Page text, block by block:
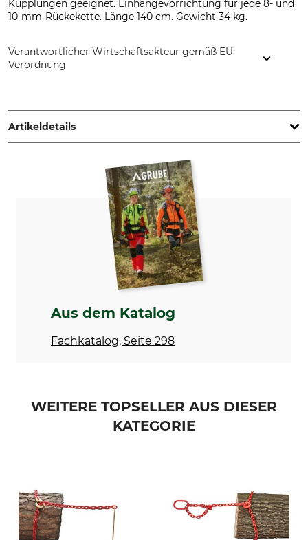
Kupplungen geeignet. Einhängevorrichtung für jede 8- und
10-mm-Rückekette. Länge 140 cm. Gewicht 34 kg.
Verantwortlicher Wirtschaftsakteur gemäß EU-
Verordnung
www.jipp-metallbau.de
Artikeldetails
Modellbezeichnung
für Schlepperanbau
Aus dem Katalog
Fachkatalog, Seite 298
WEITERE TOPSELLER AUS DIESER
KATEGORIE